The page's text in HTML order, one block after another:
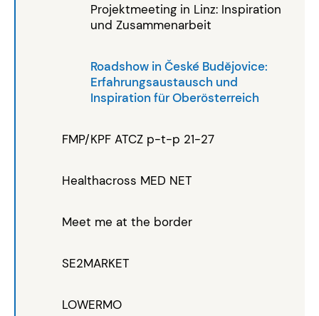
Projektmeeting in Linz: Inspiration
und Zusammenarbeit
Roadshow in České Budějovice:
Erfahrungsaustausch und
Inspiration für Oberösterreich
FMP/KPF ATCZ p-t-p 21-27
Healthacross MED NET
Meet me at the border
SE2MARKET
LOWERMO